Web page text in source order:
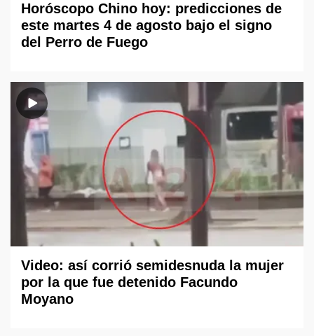
Horóscopo Chino hoy: predicciones de
este martes 4 de agosto bajo el signo
del Perro de Fuego
Video: así corrió semidesnuda la mujer
por la que fue detenido Facundo
Moyano